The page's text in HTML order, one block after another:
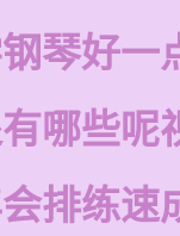
琴好一
哪些呢
排练速